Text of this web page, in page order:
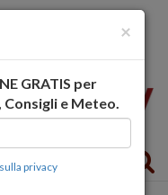
×
GRATIS per
e Meteo.
privacy